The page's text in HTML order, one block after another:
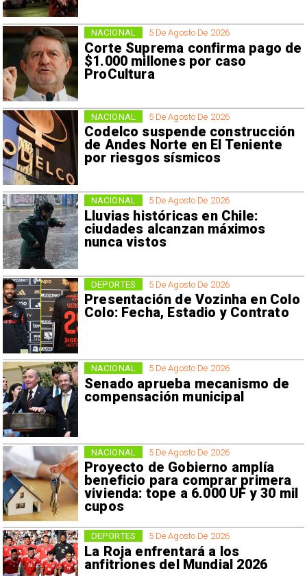
5 De Agosto De 2026
Corte Suprema confirma pago de
$1.000 millones por caso
ProCultura
NACIONAL
5 De Agosto De 2026
Codelco suspende construcción
de Andes Norte en El Teniente
por riesgos sísmicos
NACIONAL
5 De Agosto De 2026
Lluvias históricas en Chile:
ciudades alcanzan máximos
nunca vistos
NACIONAL
5 De Agosto De 2026
Presentación de Vozinha en Colo
Colo: Fecha, Estadio y Contrato
DEPORTES
5 De Agosto De 2026
Senado aprueba mecanismo de
compensación municipal
NACIONAL
5 De Agosto De 2026
Proyecto de Gobierno amplía
beneficio para comprar primera
vivienda: tope a 6.000 UF y 30 mil
cupos
NACIONAL
5 De Agosto De 2026
La Roja enfrentará a los
anfitriones del Mundial 2026
DEPORTES